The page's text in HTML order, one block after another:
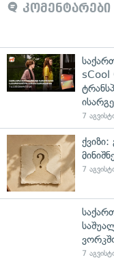
კომენტარები
sCool
7
7
7